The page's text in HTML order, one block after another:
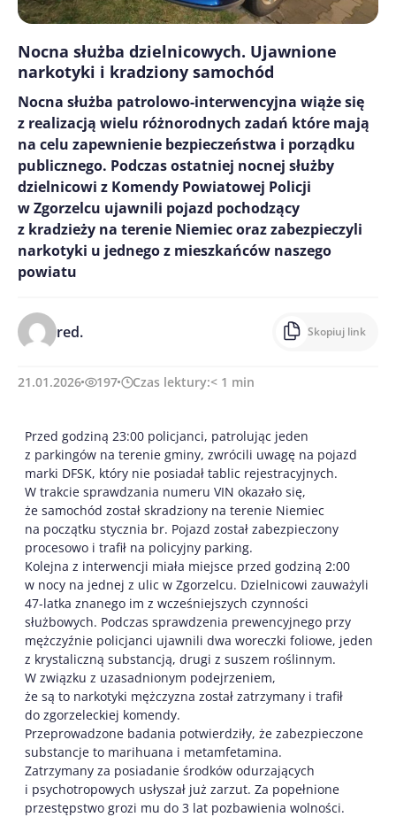
Nocna służba dzielnicowych. Ujawnione
narkotyki i kradziony samochód
Nocna służba patrolowo-interwencyjna wiąże się
z realizacją wielu różnorodnych zadań które mają
na celu zapewnienie bezpieczeństwa i porządku
publicznego. Podczas ostatniej nocnej służby
dzielnicowi z Komendy Powiatowej Policji
w Zgorzelcu ujawnili pojazd pochodzący
z kradzieży na terenie Niemiec oraz zabezpieczyli
narkotyki u jednego z mieszkańców naszego
powiatu
red. Skopiuj link
21.01.2026 197 Czas lektury:< 1 min
Przed godziną 23:00 policjanci, patrolując jeden
z parkingów na terenie gminy, zwrócili uwagę na pojazd
marki DFSK, który nie posiadał tablic rejestracyjnych.
W trakcie sprawdzania numeru VIN okazało się,
że samochód został skradziony na terenie Niemiec
na początku stycznia br. Pojazd został zabezpieczony
procesowo i trafił na policyjny parking.
Kolejna z interwencji miała miejsce przed godziną 2:00
w nocy na jednej z ulic w Zgorzelcu. Dzielnicowi zauważyli
47-latka znanego im z wcześniejszych czynności
służbowych. Podczas sprawdzenia prewencyjnego przy
mężczyźnie policjanci ujawnili dwa woreczki foliowe, jeden
z krystaliczną substancją, drugi z suszem roślinnym.
W związku z uzasadnionym podejrzeniem,
że są to narkotyki mężczyzna został zatrzymany i trafił
do zgorzeleckiej komendy.
Przeprowadzone badania potwierdziły, że zabezpieczone
substancje to marihuana i metamfetamina.
Zatrzymany za posiadanie środków odurzających
i psychotropowych usłyszał już zarzut. Za popełnione
przestępstwo grozi mu do 3 lat pozbawienia wolności.